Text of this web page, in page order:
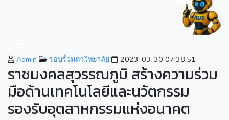
Admin รอบรั้วมหาวิทยาลัย 2023-03-30 07:38:51
ราชมงคลสุวรรณภูมิ สร้างความร่วม
มือด้านเทคโนโลยีและนวัตกรรม
รองรับอุตสาหกรรมแห่งอนาคต